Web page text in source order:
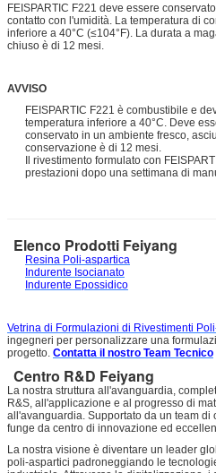
FEISPARTIC F221 deve essere
contatto con l'umidità. La temperatura di
inferiore a 40°C (≤104°F). La durata a
chiuso è di 12 mesi.
AVVISO
FEISPARTIC F221 è combustibile e
temperatura inferiore a 40°C. Deve
conservato in un ambiente fresco,
conservazione è di 12 mesi.
Il rivestimento formulato con
prestazioni dopo una settimana di
Elenco Prodotti Feiyang
Resina Poli-aspartica
Indurente Isocianato
Indurente Epossidico
Vetrina di Formulazioni di Rivestimenti
ingegneri per personalizzare una
progetto. Contatta il nostro Team Tecnico
Centro R&D Feiyang
La nostra struttura all'avanguardia,
R&S, all'applicazione e al progresso di
all'avanguardia. Supportato da un team di
funge da centro di innovazione ed
La nostra visione è diventare un leader
poli-aspartici padroneggiando le